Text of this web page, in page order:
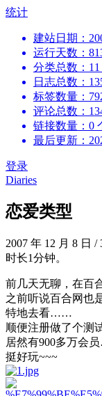
跳
统计
建站日期：
运行天数：
分类总数：11
日志总数：
标签数量：
评论总数：
链接数量：0
最后更新：
登录
Diaries
恋爱类型
2007 年 12 月 8 日 /
时长1分钟。
前几天无聊，在
之前听说百合网
特地去看……
顺便注册做了个
居然有900多万会
挺好玩~~~